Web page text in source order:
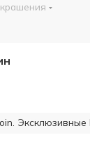
Эксклюзивные